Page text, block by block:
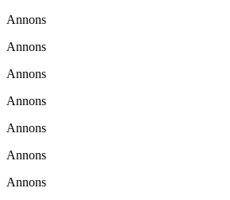
Annons
Annons
Annons
Annons
Annons
Annons
Annons